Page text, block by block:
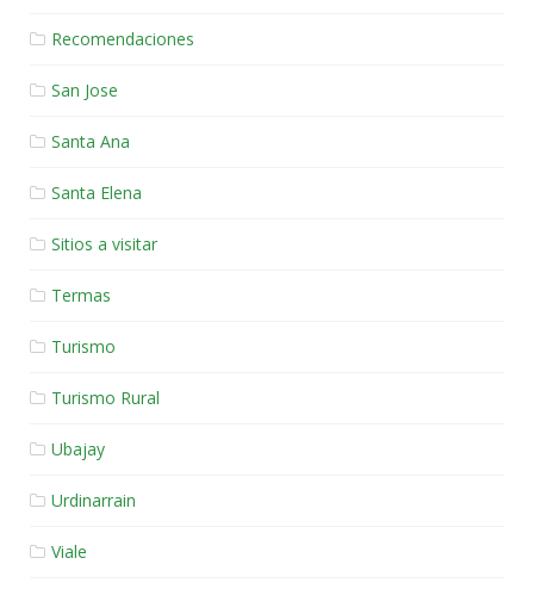
Recomendaciones
San Jose
Santa Ana
Santa Elena
Sitios a visitar
Termas
Turismo
Turismo Rural
Ubajay
Urdinarrain
Viale